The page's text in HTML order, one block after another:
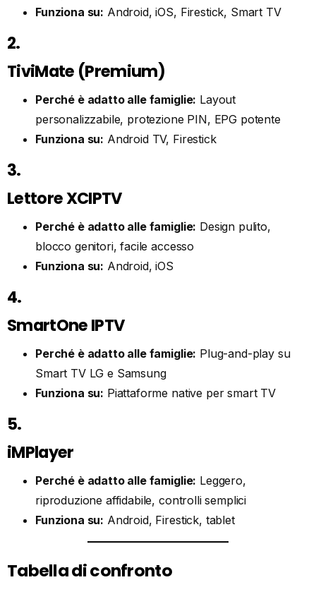
Funziona su: Android, iOS, Firestick, Smart TV
2.
TiviMate (Premium)
Perché è adatto alle famiglie: Layout
personalizzabile, protezione PIN, EPG potente
Funziona su: Android TV, Firestick
3.
Lettore XCIPTV
Perché è adatto alle famiglie: Design pulito,
blocco genitori, facile accesso
Funziona su: Android, iOS
4.
SmartOne IPTV
Perché è adatto alle famiglie: Plug-and-play su
Smart TV LG e Samsung
Funziona su: Piattaforme native per smart TV
5.
iMPlayer
Perché è adatto alle famiglie: Leggero,
riproduzione affidabile, controlli semplici
Funziona su: Android, Firestick, tablet
Tabella di confronto